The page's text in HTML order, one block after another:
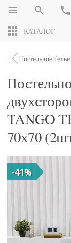
КАТАЛОГ
Постельное
TANGO
70х70
-41%